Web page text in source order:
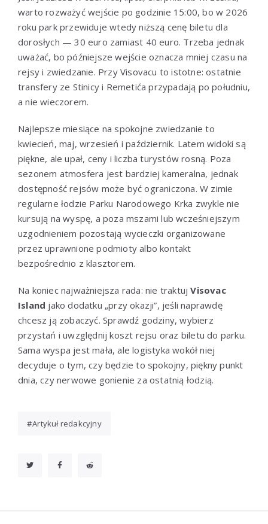
warto rozważyć wejście po godzinie 15:00, bo w 2026
roku park przewiduje wtedy niższą cenę biletu dla
dorosłych — 30 euro zamiast 40 euro. Trzeba jednak
uważać, bo późniejsze wejście oznacza mniej czasu na
rejsy i zwiedzanie. Przy Visovacu to istotne: ostatnie
transfery ze Stinicy i Remetića przypadają po południu,
a nie wieczorem.
Najlepsze miesiące na spokojne zwiedzanie to
kwiecień, maj, wrzesień i październik. Latem widoki są
piękne, ale upał, ceny i liczba turystów rosną. Poza
sezonem atmosfera jest bardziej kameralna, jednak
dostępność rejsów może być ograniczona. W zimie
regularne łodzie Parku Narodowego Krka zwykle nie
kursują na wyspę, a poza mszami lub wcześniejszym
uzgodnieniem pozostają wycieczki organizowane
przez uprawnione podmioty albo kontakt
bezpośrednio z klasztorem.
Na koniec najważniejsza rada: nie traktujVisovac
Island jako dodatku „przy okazji”, jeśli naprawdę
chcesz ją zobaczyć. Sprawdź godziny, wybierz
przystań i uwzględnij koszt rejsu oraz biletu do parku.
Sama wyspa jest mała, ale logistyka wokół niej
decyduje o tym, czy będzie to spokojny, piękny punkt
dnia, czy nerwowe gonienie za ostatnią łodzią.
Artykuł redakcyjny